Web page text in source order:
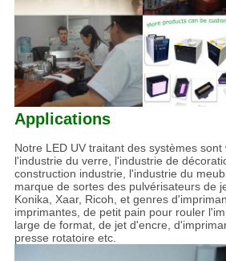
Applications
Notre LED UV traitant des systèmes
l'industrie du verre, l'industrie de
construction industrie, l'industrie du
marque de sortes des pulvérisateurs de
Konika, Xaar, Ricoh, et genres
imprimantes, de petit pain pour rouler
large de format, de jet d'encre,
presse rotatoire etc.